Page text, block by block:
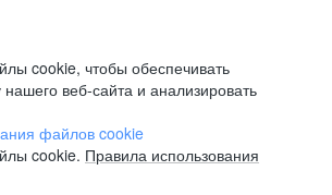
cookie, чтобы обеспечивать
веб-сайта и анализировать
файлов cookie
cookie. Правила использования